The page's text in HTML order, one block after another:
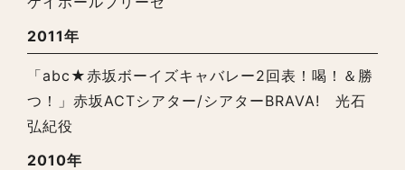
2011年
「abc★赤坂ボーイズキャバレー2回表！喝！＆勝
つ！」赤坂ACTシアター/シアターBRAVA! 光石
弘紀役
2010年